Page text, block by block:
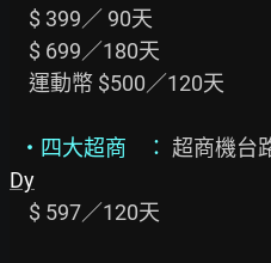
・四大超商    ： 超商機台
Dy